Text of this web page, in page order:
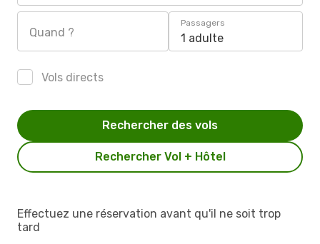
Quand ?
Passagers
1 adulte
Vols directs
Rechercher Vol + Hôtel
Rechercher des vols
Effectuez une réservation avant qu'il ne soit trop
tard